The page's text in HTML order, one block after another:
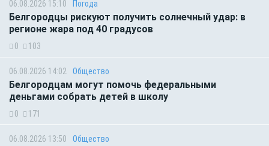
06.08.2026 15:10 Погода
Белгородцы рискуют получить солнечный удар: в
регионе жара под 40 градусов
0 103
06.08.2026 14:02 Общество
Белгородцам могут помочь федеральными
деньгами собрать детей в школу
0 171
06.08.2026 13:50 Общество